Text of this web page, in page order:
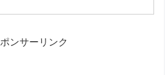
テッカーについてご紹介します。 その
愛い！ 手書き風...
ンサーリンク